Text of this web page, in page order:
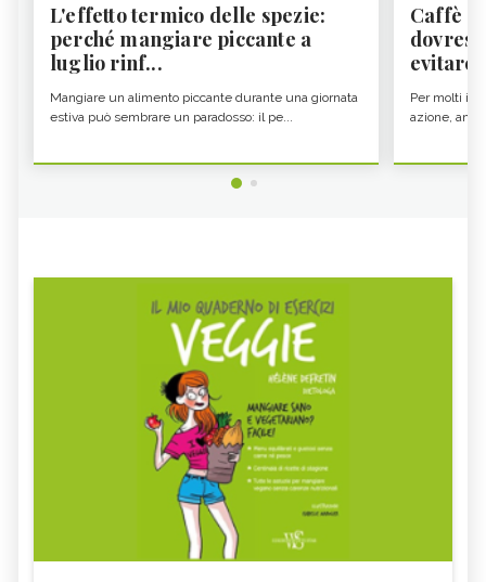
L'effetto termico delle spezie:
perché mangiare piccante a
luglio rinf...
Mangiare un alimento piccante durante una giornata
estiva può sembrare un paradosso: il pe...
Caffè
evitare
Per molti il
azione,